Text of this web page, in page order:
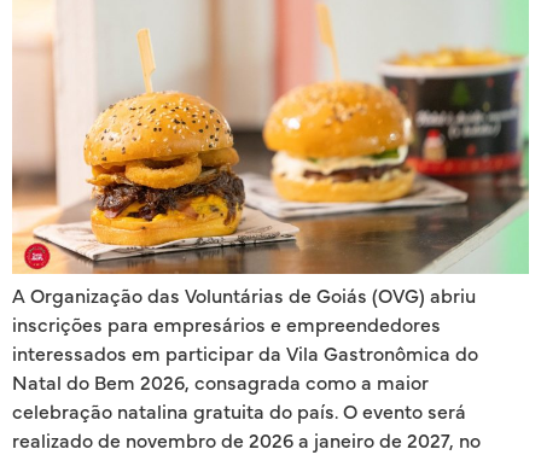
A Organização das Voluntárias de Goiás (OVG) abriu
inscrições para empresários e empreendedores
interessados em participar da Vila Gastronômica do
Natal do Bem 2026, consagrada como a maior
celebração natalina gratuita do país. O evento será
realizado de novembro de 2026 a janeiro de 2027, no